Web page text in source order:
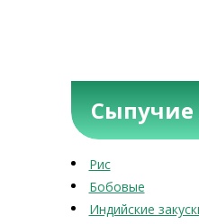
Сыпучие
Рис
Бобовые
Индийские